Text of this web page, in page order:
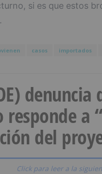
si es que estos
casos importados
responde a
del
Click para leer a la